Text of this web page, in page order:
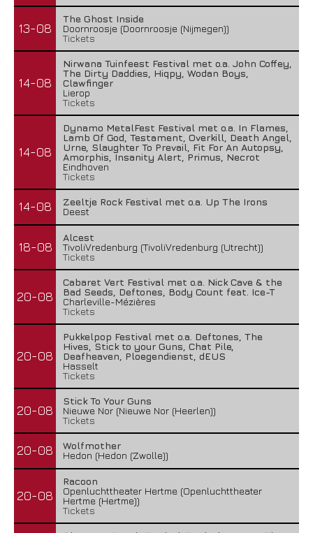
13-08
The Ghost Inside
Doornroosje (Doornroosje (Nijmegen))
Tickets
14-08
Nirwana Tuinfeest Festival met o.a. John Coffey,
The Dirty Daddies, Hiqpy, Wodan Boys,
Clawfinger
Lierop
Tickets
14-08
Dynamo MetalFest Festival met o.a. In Flames,
Lamb Of God, Testament, Overkill, Death Angel,
Urne, Slaughter To Prevail, Fit For An Autopsy,
Amorphis, Insanity Alert, Primus, Necrot
Eindhoven
Tickets
14-08
Zeeltje Rock Festival met o.a. Up The Irons
Deest
18-08
Alcest
TivoliVredenburg (TivoliVredenburg (Utrecht))
Tickets
20-08
Cabaret Vert Festival met o.a. Nick Cave & the
Bad Seeds, Deftones, Body Count feat. Ice-T
Charleville-Mézières
Tickets
20-08
Pukkelpop Festival met o.a. Deftones, The
Hives, Stick to your Guns, Chat Pile,
Deafheaven, Ploegendienst, dEUS
Hasselt
Tickets
20-08
Stick To Your Guns
Nieuwe Nor (Nieuwe Nor (Heerlen))
Tickets
20-08
Wolfmother
Hedon (Hedon (Zwolle))
20-08
Racoon
Openluchttheater Hertme (Openluchttheater
Hertme (Hertme))
Tickets